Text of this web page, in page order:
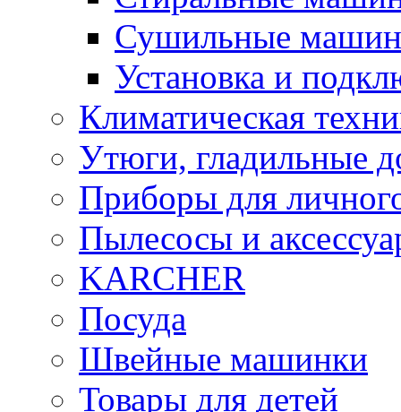
Сушильные
Установка и
Климатическая
Утюги, гладильные
Приборы для
Пылесосы и
KARCHER
Посуда
Швейные машинки
Товары для детей